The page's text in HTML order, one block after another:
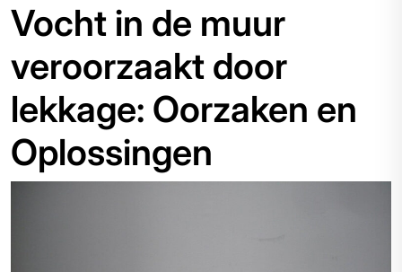
Vocht in de muur
veroorzaakt door
lekkage: Oorzaken en
Oplossingen